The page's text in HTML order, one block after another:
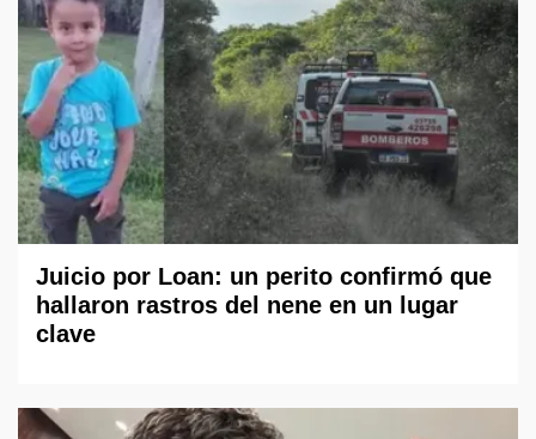
Juicio por Loan: un perito confirmó que
hallaron rastros del nene en un lugar
clave